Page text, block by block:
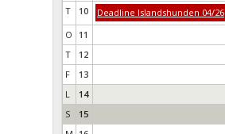
T
10
Deadline Islandshunden 04/26
O
11
T
12
F
13
L
14
S
15